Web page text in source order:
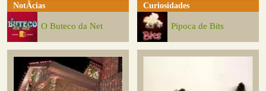
NotÃ­cias
O Buteco da Net
Curiosidades
Pipoca de Bits